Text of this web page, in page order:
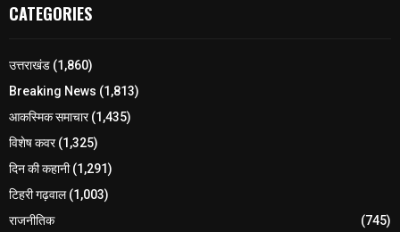
CATEGORIES
उत्तराखंड (1,860)
Breaking News (1,813)
आकस्मिक समाचार(1,435)
विशेष कवर(1,325)
दिन की कहानी(1,291)
टिहरी गढ़वाल(1,003)
राजनीतिक
(745)